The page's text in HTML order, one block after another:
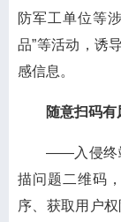
防军工单位等
品”等活动，诱
感信息。
随意扫码有
——入侵终
描问题二维码
序、获取用户